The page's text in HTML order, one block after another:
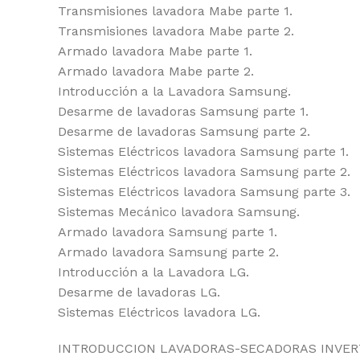
Transmisiones lavadora Mabe parte 1.
Transmisiones lavadora Mabe parte 2.
Armado lavadora Mabe parte 1.
Armado lavadora Mabe parte 2.
Introducción a la Lavadora Samsung.
Desarme de lavadoras Samsung parte 1.
Desarme de lavadoras Samsung parte 2.
Sistemas Eléctricos lavadora Samsung parte 1.
Sistemas Eléctricos lavadora Samsung parte 2.
Sistemas Eléctricos lavadora Samsung parte 3.
Sistemas Mecánico lavadora Samsung.
Armado lavadora Samsung parte 1.
Armado lavadora Samsung parte 2.
Introducción a la Lavadora LG.
Desarme de lavadoras LG.
Sistemas Eléctricos lavadora LG.
INTRODUCCION LAVADORAS-SECADORAS